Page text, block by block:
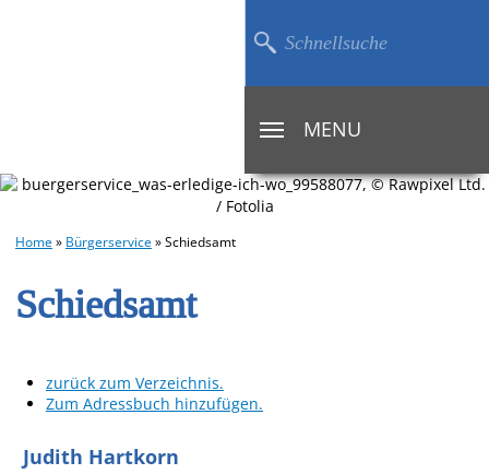
TOGGLE
NAVIGATION
MENU
Home» Bürgerservice»Schiedsamt
Schiedsamt
zurück zum Verzeichnis.
Zum Adressbuch hinzufügen.
Judith Hartkorn